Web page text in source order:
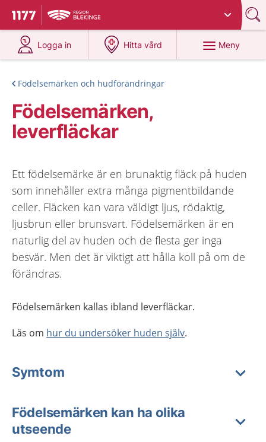
Till startsidan för 1177
Du har valt region
Logga in
på 1177.se
Hitta vård
på 1177.se
Meny
Födelsemärken och hudförändringar
Födelsemärken,
leverfläckar
Ett födelsemärke är en brunaktig fläck på huden
som innehåller extra många pigmentbildande
celler. Fläcken kan vara väldigt ljus, rödaktig,
ljusbrun eller brunsvart. Födelsemärken är en
naturlig del av huden och de flesta ger inga
besvär. Men det är viktigt att hålla koll på om de
förändras.
Födelsemärken kallas ibland leverfläckar.
Läs om hur du undersöker huden själv.
Symtom
Födelsemärken kan ha olika
utseende